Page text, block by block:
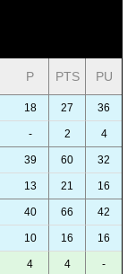
P PTS PU
18 27 36
- 2 4
39 60 32
13 21 16
40 66 42
10 16 16
4 4 -